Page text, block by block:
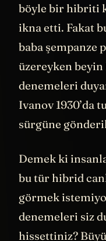
böyle bir hibriti
ikna etti. Fakat
baba şempanze
üzereyken beyin
denemeleri
Ivanov 1930’da
sürgüne
Demek ki
bu tür hibrid
görmek
denemeleri siz
hissettiniz?